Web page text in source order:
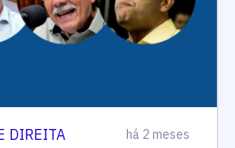
DIREITA há 2 meses